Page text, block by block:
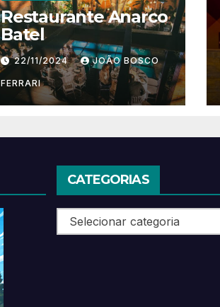
Restaurante Anarco
Batel
22/11/2024 JOÃO BOSCO
FERRARI
CATEGORIAS
Categorias